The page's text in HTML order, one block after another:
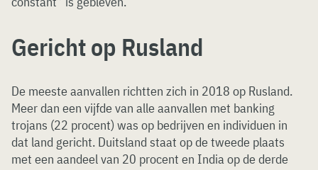
Gericht op Rusland
De meeste aanvallen richtten zich in 2018 op Rusland.
Meer dan een vijfde van alle aanvallen met banking
trojans (22 procent) was op bedrijven en individuen in
dat land gericht. Duitsland staat op de tweede plaats
met een aandeel van 20 procent en India op de derde